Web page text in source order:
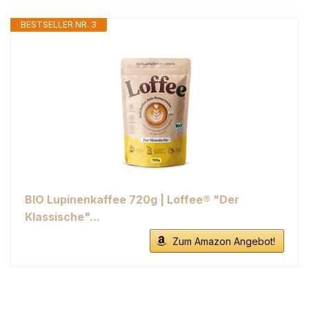
BESTSELLER NR. 3
BIO Lupinenkaffee 720g | Loffee® "Der
Klassische"...
Zum Amazon Angebot!